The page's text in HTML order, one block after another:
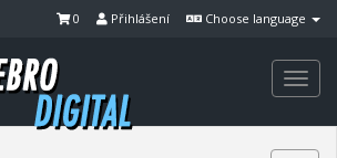
Choose language
Přihlášení
0